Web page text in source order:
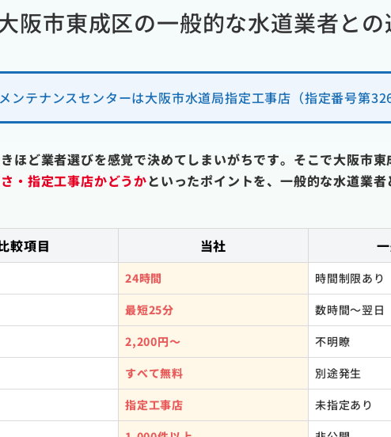
阪市東成区の一般的な水道業者との
ンテナンスセンターは大阪市水道局指定工事店（指定番号第
ほど業者選びを感覚で決めてしまいがちです。そこで大阪市
・指定工事店かどうかといったポイントを、一般的な水道業者
較項目 当社
24時間
時間制限あり
最短25分
数時間〜翌日
2,200円〜
不明瞭
すべて無料
別途発生
指定工事店
未指定あり